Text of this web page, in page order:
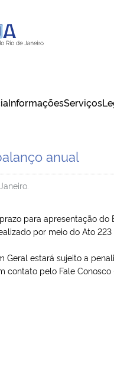
InformaçõesServiços
anual
para apresentação
por meio do Ato
Geral estará sujeito a
contato pelo Fale Conosco